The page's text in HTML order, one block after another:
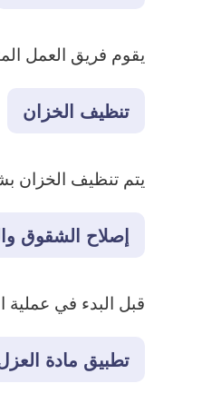
يقوم فريق العمل
تنظيف الخزان
يتم تنظيف الخزان
إصلاح الشقوق
قبل البدء في
تطبيق مادة